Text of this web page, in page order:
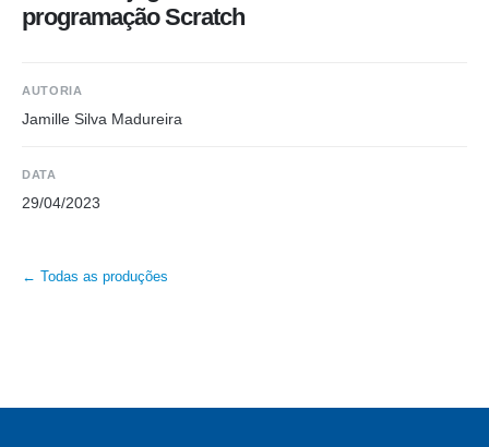
programação Scratch
AUTORIA
Jamille Silva Madureira
DATA
29/04/2023
← Todas as produções